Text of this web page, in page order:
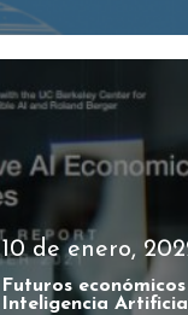
10 de enero,
Futuros
Inteligencia Artificial